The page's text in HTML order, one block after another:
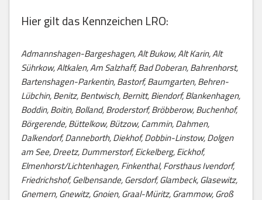
Hier gilt das Kennzeichen LRO:
Admannshagen-Bargeshagen, Alt Bukow, Alt Karin, Alt
Sührkow, Altkalen, Am Salzhaff, Bad Doberan, Bahrenhorst,
Bartenshagen-Parkentin, Bastorf, Baumgarten, Behren-
Lübchin, Benitz, Bentwisch, Bernitt, Biendorf, Blankenhagen,
Boddin, Boitin, Bolland, Broderstorf, Bröbberow, Buchenhof,
Börgerende, Büttelkow, Bützow, Cammin, Dahmen,
Dalkendorf, Danneborth, Diekhof, Dobbin-Linstow, Dolgen
am See, Dreetz, Dummerstorf, Eickelberg, Eickhof,
Elmenhorst/Lichtenhagen, Finkenthal, Forsthaus Ivendorf,
Friedrichshof, Gelbensande, Gersdorf, Glambeck, Glasewitz,
Gnemern, Gnewitz, Gnoien, Graal-Müritz, Grammow, Groß